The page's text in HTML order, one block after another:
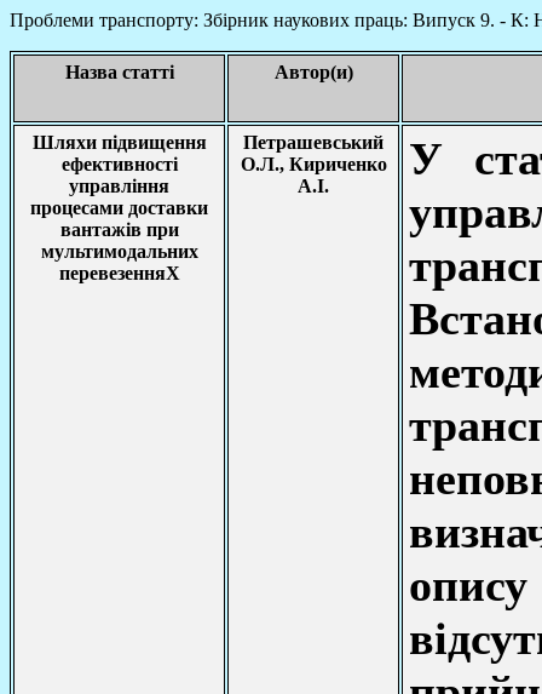
Проблеми транспорту: Збірник наукових праць: Випуск 9. - К:
Назва статті Автор(и)
Шляхи підвищення
ефективності
управління
процесами доставки
вантажів при
мультимодальних
перевезенняХ
Петрашевський
О.Л., Кириченко
А.І.
У